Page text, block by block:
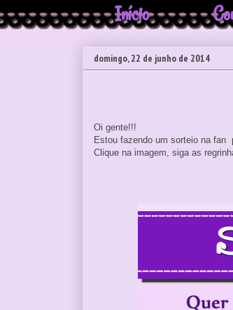
Início
domingo, 22 de junho de 2014
Oi gente!!!
Estou fazendo um sorteio na fan
Clique na imagem, siga as